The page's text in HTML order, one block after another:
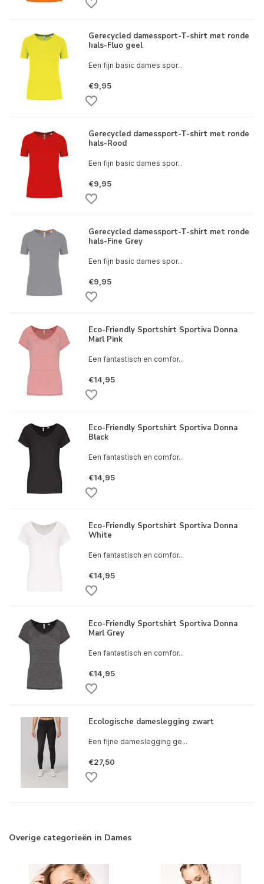
Gerecycled damessport-T-shirt met ronde
hals-Fluo geel
Een fijn basic dames spor...
€9,95
Gerecycled damessport-T-shirt met ronde
hals-Rood
Een fijn basic dames spor...
€9,95
Gerecycled damessport-T-shirt met ronde
hals-Fine Grey
Een fijn basic dames spor...
€9,95
Eco-Friendly Sportshirt Sportiva Donna
Marl Pink
Een fantastisch en comfor...
€14,95
Eco-Friendly Sportshirt Sportiva Donna
Black
Een fantastisch en comfor...
€14,95
Eco-Friendly Sportshirt Sportiva Donna
White
Een fantastisch en comfor...
€14,95
Eco-Friendly Sportshirt Sportiva Donna
Marl Grey
Een fantastisch en comfor...
€14,95
Ecologische dameslegging zwart
Een fijne dameslegging ge...
€27,50
Overige categorieën in Dames